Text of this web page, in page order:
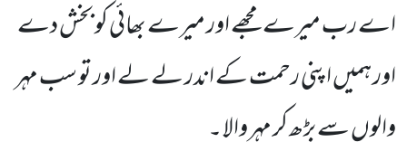
اے رب میرے مجھے اور میرے بھائی کو بخش دے
اور ہمیں اپنی رحمت کے اندر لے لے اور تو سب مہر
والوں سے بڑھ کر مہر والا ۔